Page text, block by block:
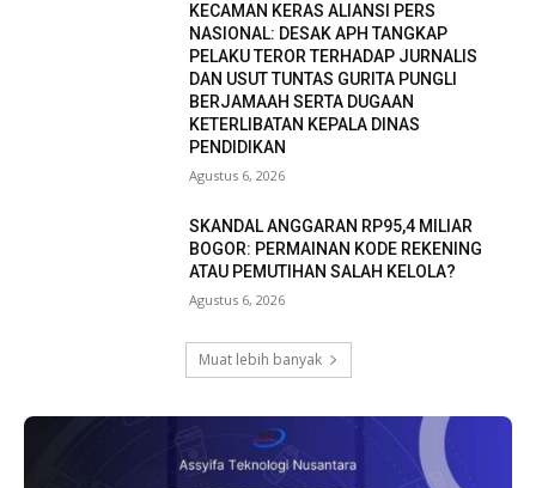
KECAMAN KERAS ALIANSI PERS
NASIONAL: DESAK APH TANGKAP
PELAKU TEROR TERHADAP JURNALIS
DAN USUT TUNTAS GURITA PUNGLI
BERJAMAAH SERTA DUGAAN
KETERLIBATAN KEPALA DINAS
PENDIDIKAN
Agustus 6, 2026
SKANDAL ANGGARAN RP95,4 MILIAR
BOGOR: PERMAINAN KODE REKENING
ATAU PEMUTIHAN SALAH KELOLA?
Agustus 6, 2026
Muat lebih banyak